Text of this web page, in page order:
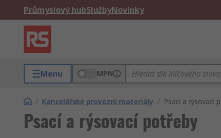
Průmyslový hubSlužbyNovinky
Menu MPN
/ Kancelářské provozní materiály / Psací a rýsovací
Psací a rýsovací potřeby